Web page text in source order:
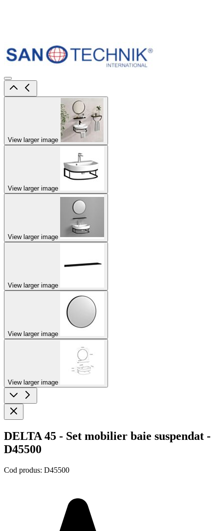
View larger image
View larger image
View larger image
View larger image
View larger image
View larger image
DELTA 45 - Set mobilier baie suspendat -
D45500
Cod produs: D45500